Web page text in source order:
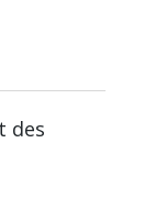
des